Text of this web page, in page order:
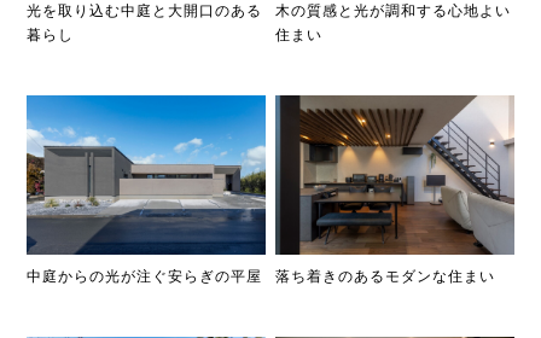
光を取り込む中庭と大開口のある
暮らし
木の質感と光が調和する心地よい
住まい
中庭からの光が注ぐ安らぎの平屋 落ち着きのあるモダンな住まい